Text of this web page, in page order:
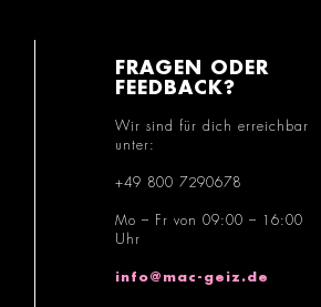
FRAGEN ODER
FEEDBACK?
Wir sind für dich erreichbar
unter:
+49 800 7290678
Mo – Fr von 09:00 – 16:00
Uhr
info@mac-geiz.de